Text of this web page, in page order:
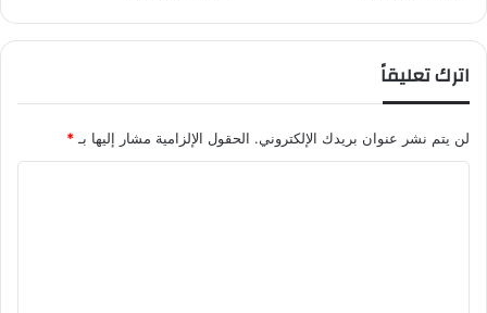
ل
م
(
اترك تعليقاً
لن يتم نشر عنوان بريدك الإلكتروني. الحقول الإلزامية مشار إليها بـ*